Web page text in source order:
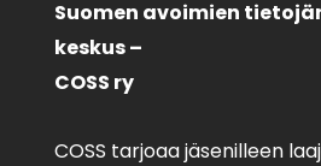
Suomen avoimien
keskus –
COSS ry
COSS tarjoaa jäsenilleen